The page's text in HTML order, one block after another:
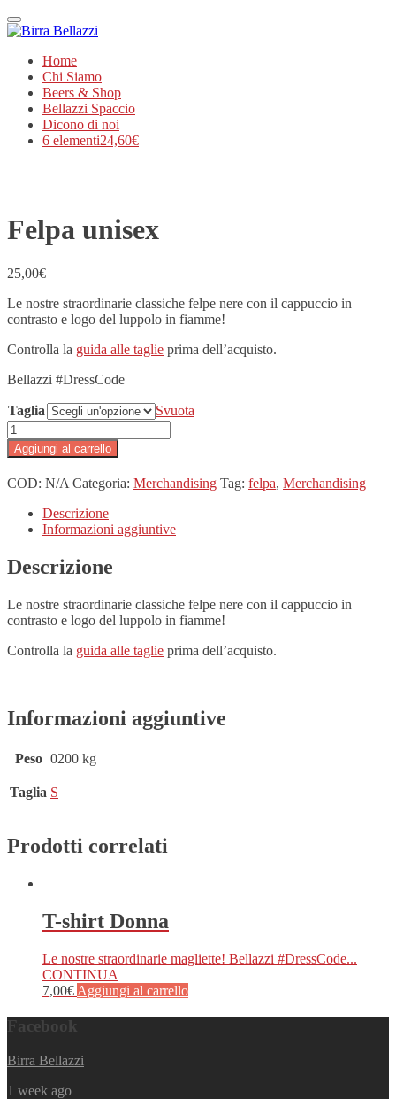
Menu
Home
Chi Siamo
Beers & Shop
Bellazzi Spaccio
Dicono di noi
6 elementi24,60€
Felpa unisex
25,00€
Le nostre straordinarie classiche felpe nere con il cappuccio in
contrasto e logo del luppolo in fiamme!
Controlla la guida alle taglie prima dell’acquisto.
Bellazzi #DressCode
Taglia
Svuota
Felpa unisex quantità
Aggiungi al carrello
COD: N/A Categoria: Merchandising Tag: felpa, Merchandising
Descrizione
Informazioni aggiuntive
Descrizione
Le nostre straordinarie classiche felpe nere con il cappuccio in
contrasto e logo del luppolo in fiamme!
Controlla la guida alle taglie prima dell’acquisto.
Informazioni aggiuntive
Peso 0200 kg
Taglia S
Prodotti correlati
T-shirt Donna
Le nostre straordinarie magliette! Bellazzi #DressCode...
CONTINUA
7,00€ Aggiungi al carrello
Facebook
Birra Bellazzi
1 week ago